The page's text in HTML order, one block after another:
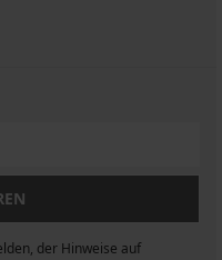
der Hinweise auf